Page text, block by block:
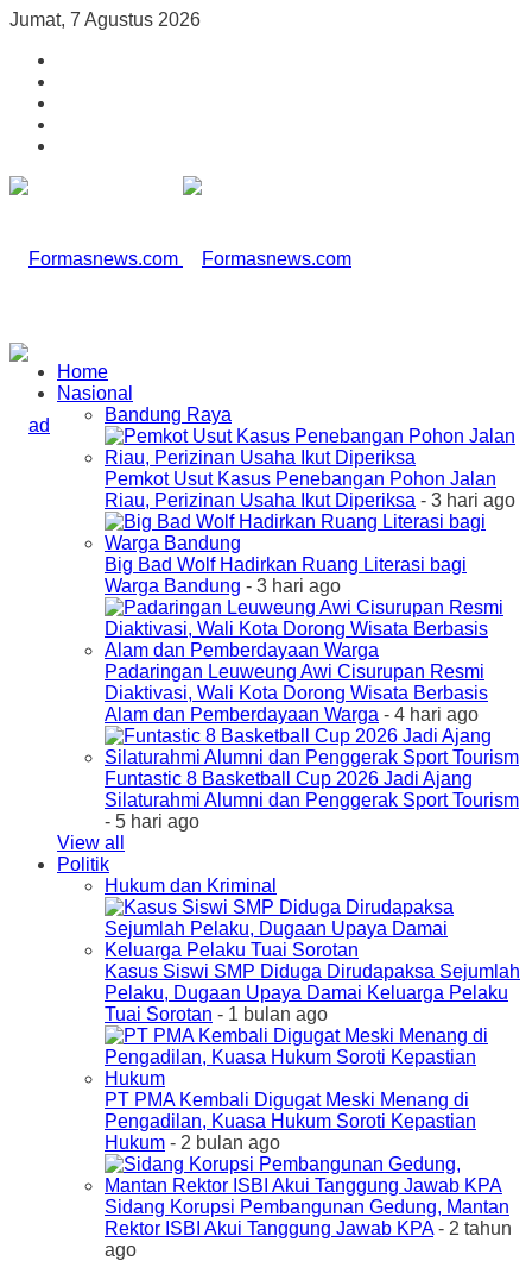
Jumat, 7 Agustus 2026
Home
Nasional
Bandung Raya
Pemkot Usut Kasus Penebangan Pohon Jalan
Riau, Perizinan Usaha Ikut Diperiksa - 3 hari ago
Big Bad Wolf Hadirkan Ruang Literasi bagi
Warga Bandung - 3 hari ago
Padaringan Leuweung Awi Cisurupan Resmi
Diaktivasi, Wali Kota Dorong Wisata Berbasis
Alam dan Pemberdayaan Warga - 4 hari ago
Funtastic 8 Basketball Cup 2026 Jadi Ajang
Silaturahmi Alumni dan Penggerak Sport Tourism
- 5 hari ago
View all
Politik
Hukum dan Kriminal
Kasus Siswi SMP Diduga Dirudapaksa Sejumlah
Pelaku, Dugaan Upaya Damai Keluarga Pelaku
Tuai Sorotan - 1 bulan ago
PT PMA Kembali Digugat Meski Menang di
Pengadilan, Kuasa Hukum Soroti Kepastian
Hukum - 2 bulan ago
Sidang Korupsi Pembangunan Gedung, Mantan
Rektor ISBI Akui Tanggung Jawab KPA- 2 tahun
ago